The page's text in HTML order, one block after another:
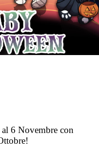
6 Novembre con